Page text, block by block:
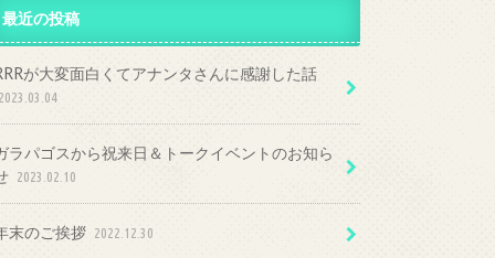
最近の投稿
が大変面白くてアナンタさんに感謝した話
ラパゴスから祝来日＆トークイベントのお知ら
2023.02.10
末のご挨拶 2022.12.30